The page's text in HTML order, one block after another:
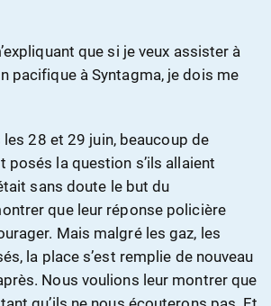
que si je veux assister à
pacifique à Syntagma, je dois me
28 et 29 juin, beaucoup de
posés la question s’ils allaient
sans doute le but du
que leur réponse policière
Mais malgré les gaz, les
la place s’est remplie de nouveau
Nous voulions leur montrer que